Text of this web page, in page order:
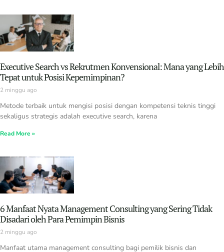
Executive Search vs Rekrutmen Konvensional: Mana yang Lebih
Tepat untuk Posisi Kepemimpinan?
2 minggu ago
Metode terbaik untuk mengisi posisi dengan kompetensi teknis tinggi
sekaligus strategis adalah executive search, karena
Read More »
6 Manfaat Nyata Management Consulting yang Sering Tidak
Disadari oleh Para Pemimpin Bisnis
2 minggu ago
Manfaat utama management consulting bagi pemilik bisnis dan